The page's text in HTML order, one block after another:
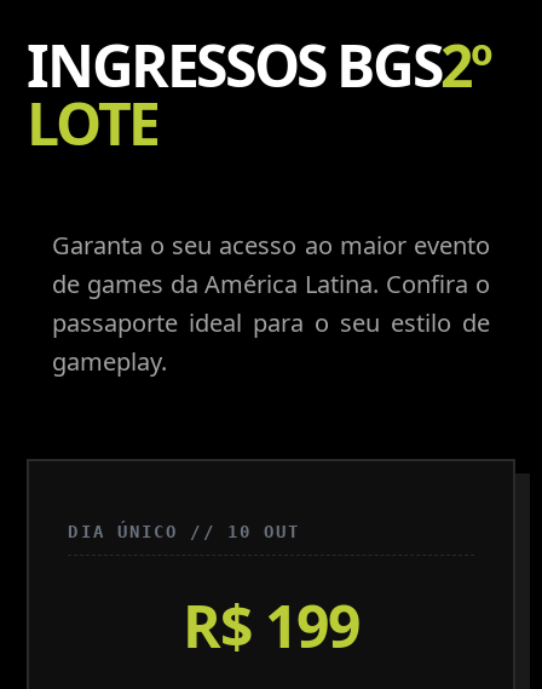
INGRESSOS BGS2º
LOTE
Garanta o seu acesso ao maior evento
de games da América Latina. Confira o
passaporte ideal para o seu estilo de
gameplay.
DIA ÚNICO // 10 OUT
R$ 199